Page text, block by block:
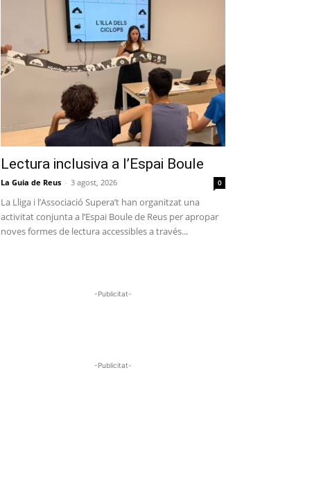
Lectura inclusiva a l’Espai Boule
La Guia de Reus - 3 agost, 2026 0
La Lliga i l’Associació Supera’t han organitzat una
activitat conjunta a l’Espai Boule de Reus per apropar
noves formes de lectura accessibles a través...
-Publicitat-
-Publicitat-